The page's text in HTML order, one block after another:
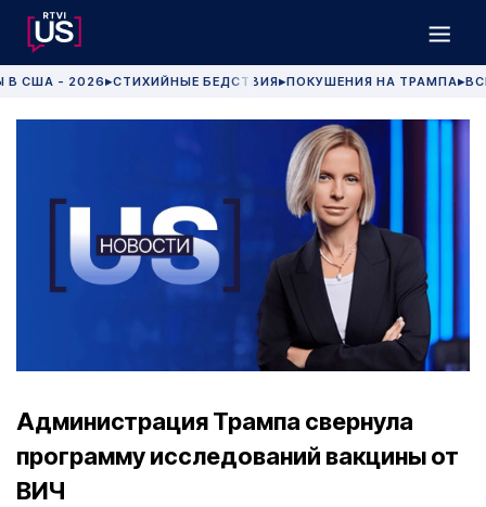
В США - 2026 ▶СТИХИЙНЫЕ БЕДСТВИЯ▶ПОКУШЕНИЯ НА ТРАМПА▶
Администрация Трампа свернула
программу исследований вакцины от
ВИЧ